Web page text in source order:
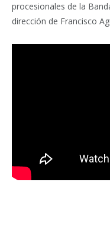
procesionales de la
dirección de Francisco